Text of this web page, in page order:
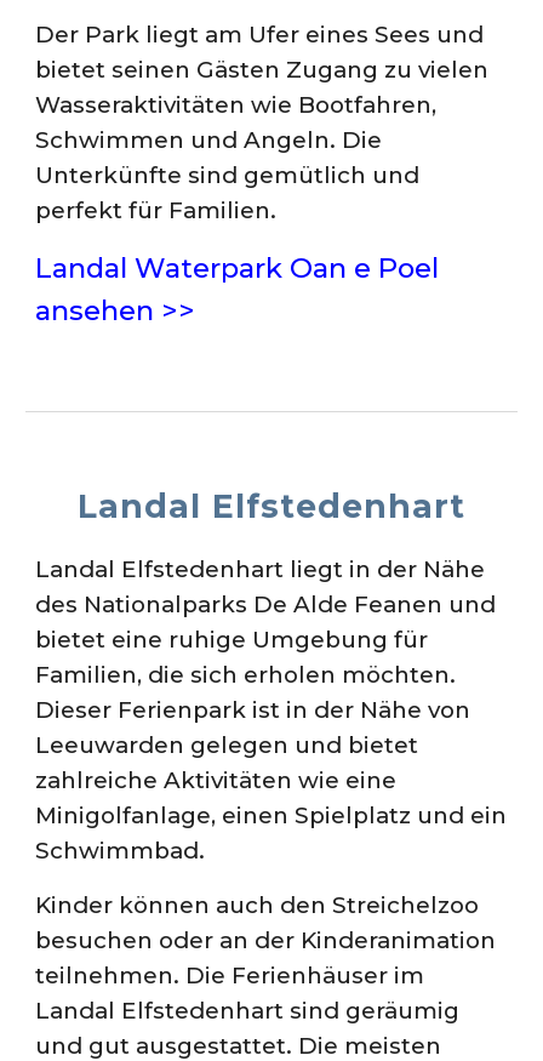
Der Park liegt am Ufer eines Sees und
bietet seinen Gästen Zugang zu vielen
Wasseraktivitäten wie Bootfahren,
Schwimmen und Angeln. Die
Unterkünfte sind gemütlich und
perfekt für Familien.
Landal Waterpark Oan e Poel
ansehen >>
Landal Elfstedenhart
Landal Elfstedenhart liegt in der Nähe
des Nationalparks De Alde Feanen und
bietet eine ruhige Umgebung für
Familien, die sich erholen möchten.
Dieser Ferienpark ist in der Nähe von
Leeuwarden gelegen und bietet
zahlreiche Aktivitäten wie eine
Minigolfanlage, einen Spielplatz und ein
Schwimmbad.
Kinder können auch den Streichelzoo
besuchen oder an der Kinderanimation
teilnehmen. Die Ferienhäuser im
Landal Elfstedenhart sind geräumig
und gut ausgestattet. Die meisten